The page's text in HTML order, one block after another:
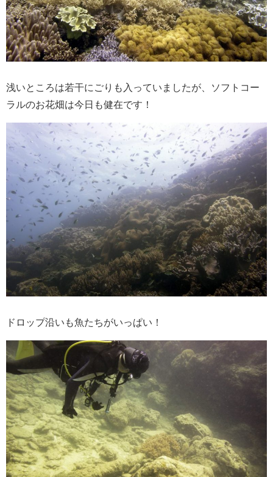
浅いところは若干にごりも入っていましたが、ソフトコー
ラルのお花畑は今日も健在です！
ドロップ沿いも魚たちがいっぱい！